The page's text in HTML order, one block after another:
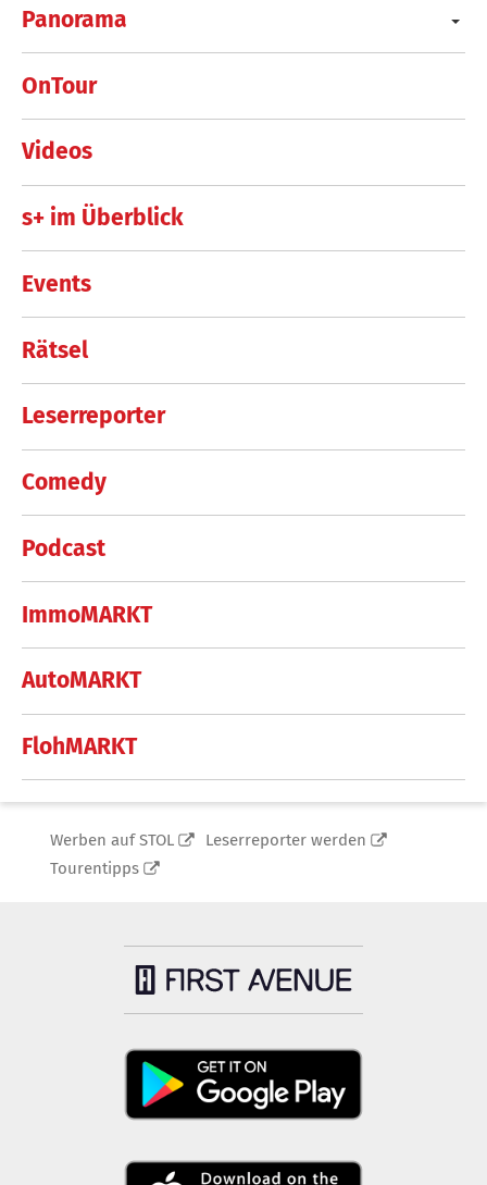
Panorama
OnTour
Videos
s+ im Überblick
Events
Rätsel
Leserreporter
Comedy
Podcast
ImmoMARKT
AutoMARKT
FlohMARKT
Werben auf STOL
Leserreporter werden
Tourentipps